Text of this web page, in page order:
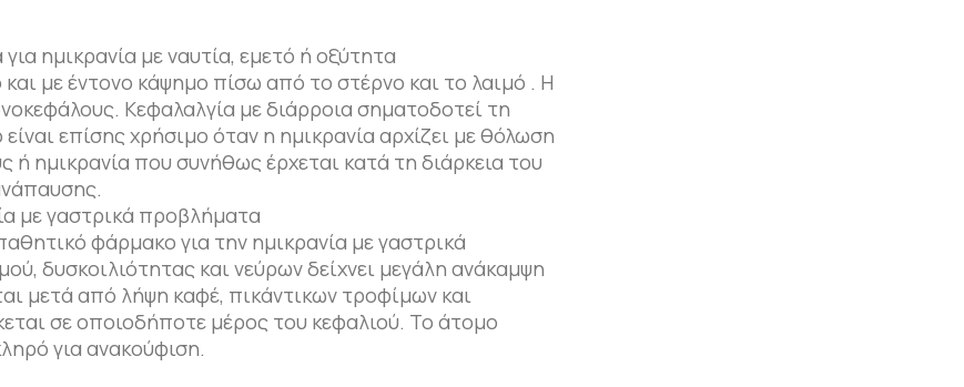
ημικρανία με ναυτία, εμετό ή οξύτητα
με έντονο κάψημο πίσω από το στέρνο και το λαιμό . Η
Κεφαλαλγία με διάρροια σηματοδοτεί τη
επίσης χρήσιμο όταν η ημικρανία αρχίζει με θόλωση
ημικρανία που συνήθως έρχεται κατά τη διάρκεια του
με γαστρικά προβλήματα
φάρμακο για την ημικρανία με γαστρικά
δυσκοιλιότητας και νεύρων δείχνει μεγάλη ανάκαμψη
μετά από λήψη καφέ, πικάντικων τροφίμων και
σε οποιοδήποτε μέρος του κεφαλιού. Το άτομο
για ανακούφιση.